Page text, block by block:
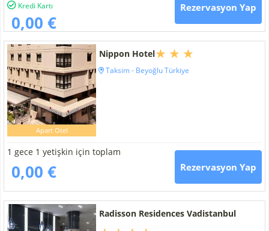
Kredi Kartı
0,00 €
Rezervasyon Yap
Apart Otel
Nippon Hotel
Taksim - Beyoğlu Türkiye
1 gece 1 yetişkin için toplam
0,00 € Rezervasyon Yap
Radisson Residences Vadistanbul